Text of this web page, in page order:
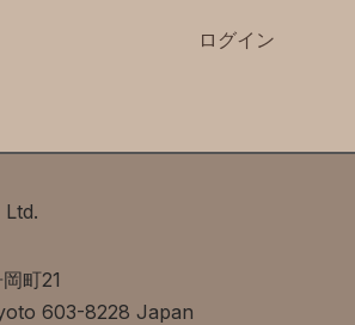
ログイン
町21
603-8228 Japan